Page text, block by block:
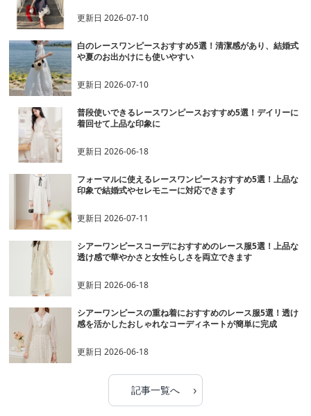
更新日2026-07-10
白のレースワンピースおすすめ5選！清潔感があり、結婚式
や夏のお出かけにも使いやすい
更新日2026-07-10
普段使いできるレースワンピースおすすめ5選！デイリーに
着回せて上品な印象に
更新日2026-06-18
フォーマルに使えるレースワンピースおすすめ5選！上品な
印象で結婚式やセレモニーに対応できます
更新日2026-07-11
シアーワンピースコーデにおすすめのレース服5選！上品な
透け感で華やかさと女性らしさを両立できます
更新日2026-06-18
シアーワンピースの重ね着におすすめのレース服5選！透け
感を活かしたおしゃれなコーディネートが簡単に完成
更新日2026-06-18
記事一覧へ ›